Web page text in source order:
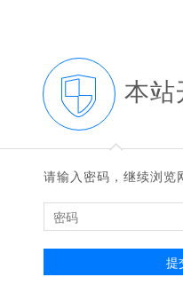
本站
◆
◆
请输入密码，继续浏览
提